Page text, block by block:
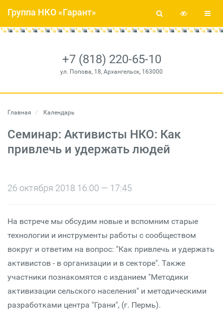
+7 (818) 220-65-10
ул. Попова, 18, Архангельск, 163000
Группа НКО «Гарант»
Главная Календарь
Семинар: Активисты НКО: Как
привлечь и удержать людей
26 октября 2018 16:00 — 17:45
На встрече мы обсудим новые и вспомним старые
технологии и инструменты работы с сообществом
вокруг и ответим на вопрос: "Как привлечь и удержать
активистов - в организации и в секторе". Также
участники познакомятся с изданием "Методики
активизации сельского населения" и методическими
разработками центра "Грани", (г. Пермь).